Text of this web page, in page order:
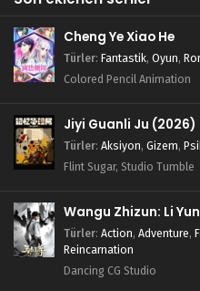
Cheng Ye Xiao He
Türler: Fantastik, Oyun,
Colored Pencil Animation
Jiyi Guanli Ju (2026)
Türler: Aksiyon, Gizem,
Flint Sugar, Studio Tumble
Wangu Zhizun: Li
Türler: Action, Adventure,
Reincarnation
Dancing CG Studio